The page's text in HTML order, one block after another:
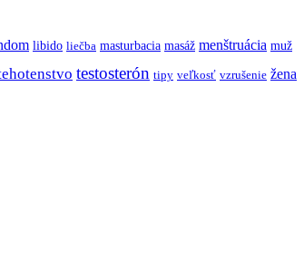
libido liečba masturbacia masáž menštruácia muž
testosterón tipy veľkosť vzrušenie žena